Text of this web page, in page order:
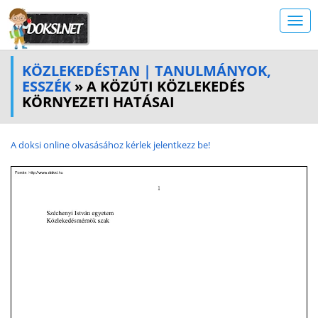
KÖZLEKEDÉSTAN | TANULMÁNYOK,
ESSZÉK » A KÖZÚTI KÖZLEKEDÉS
KÖRNYEZETI HATÁSAI
A doksi online olvasásához kérlek jelentkezz be!